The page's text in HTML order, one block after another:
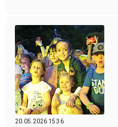
20.05.2026 15:36